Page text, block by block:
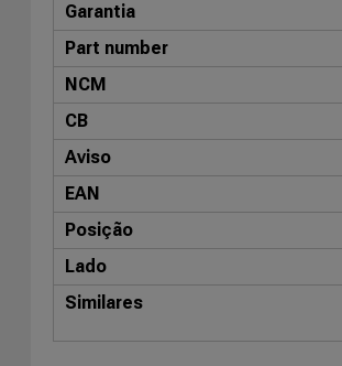
Garantia
Part number
NCM
CB
Aviso
EAN
Posição
Lado
Similares